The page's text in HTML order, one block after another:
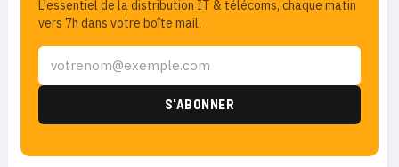
L'essentiel de la distribution IT & télécoms, chaque matin
vers 7h dans votre boîte mail.